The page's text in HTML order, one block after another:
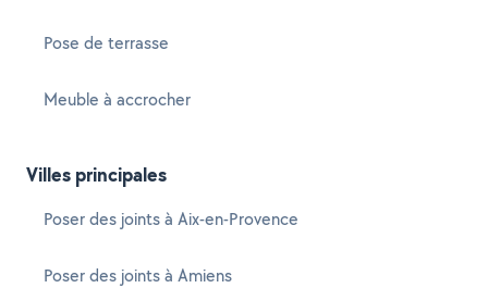
Pose de terrasse
Meuble à accrocher
Villes principales
Poser des joints à Aix-en-Provence
Poser des joints à Amiens